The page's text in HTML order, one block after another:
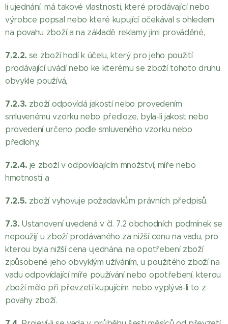
li ujednání, má takové vlastnosti, které prodávající nebo
výrobce popsal nebo které kupující očekával s ohledem
na povahu zboží a na základě reklamy jimi prováděné,
7.2.2. se zboží hodí k účelu, který pro jeho použití
prodávající uvádí nebo ke kterému se zboží tohoto druhu
obvykle používá,
7.2.3. zboží odpovídá jakostí nebo provedením
smluvenému vzorku nebo předloze, byla-li jakost nebo
provedení určeno podle smluveného vzorku nebo
předlohy,
7.2.4. je zboží v odpovídajícím množství, míře nebo
hmotnosti a
7.2.5. zboží vyhovuje požadavkům právních předpisů.
7.3. Ustanovení uvedená v čl. 7.2 obchodních podmínek se
nepoužijí u zboží prodávaného za nižší cenu na vadu, pro
kterou byla nižší cena ujednána, na opotřebení zboží
způsobené jeho obvyklým užíváním, u použitého zboží na
vadu odpovídající míře používání nebo opotřebení, kterou
zboží mělo při převzetí kupujícím, nebo vyplývá-li to z
povahy zboží.